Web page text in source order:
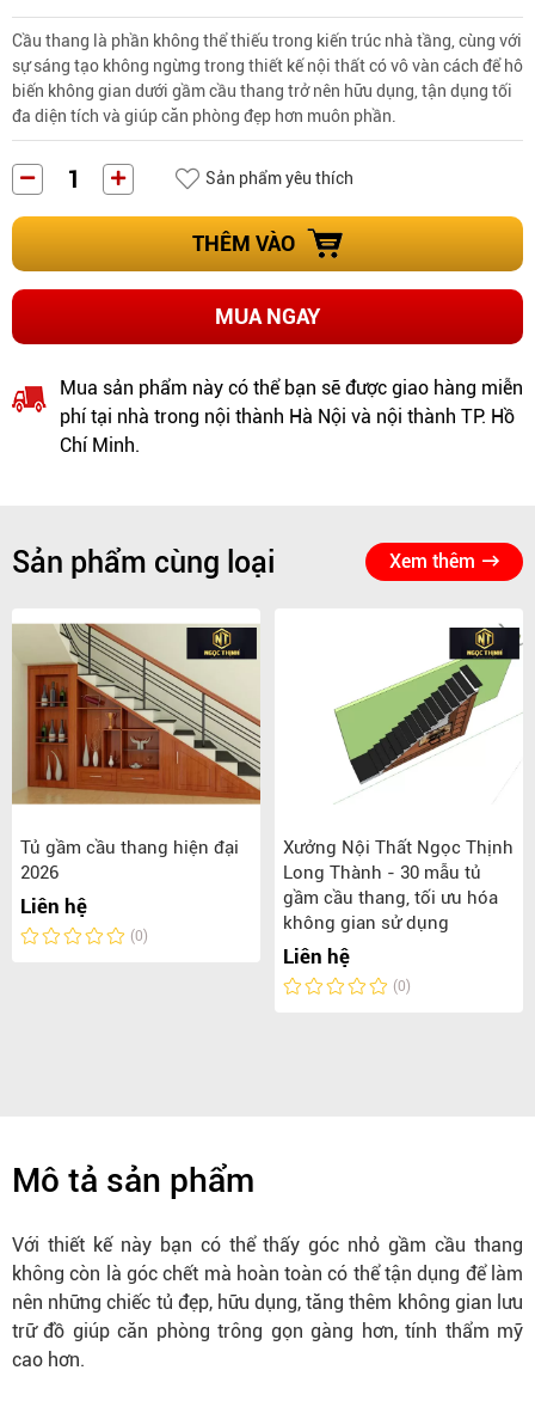
Cầu thang là phần không thể thiếu trong kiến trúc nhà tầng, cùng với
sự sáng tạo không ngừng trong thiết kế nội thất có vô vàn cách để hô
biến không gian dưới gầm cầu thang trở nên hữu dụng, tận dụng tối
đa diện tích và giúp căn phòng đẹp hơn muôn phần.
Sản phẩm yêu thích
THÊM VÀO
MUA NGAY
Mua sản phẩm này có thể bạn sẽ được giao hàng miễn
phí tại nhà trong nội thành Hà Nội và nội thành TP. Hồ
Chí Minh.
Sản phẩm cùng loại Xem thêm
Tủ gầm cầu thang hiện đại
2026
Liên hệ
(0)
Xưởng Nội Thất Ngọc Thịnh
Long Thành - 30 mẫu tủ
gầm cầu thang, tối ưu hóa
không gian sử dụng
Liên hệ
(0)
Mô tả sản phẩm
Với thiết kế này bạn có thể thấy góc nhỏ gầm cầu thang
không còn là góc chết mà hoàn toàn có thể tận dụng để làm
nên những chiếc tủ đẹp, hữu dụng, tăng thêm không gian lưu
trữ đồ giúp căn phòng trông gọn gàng hơn, tính thẩm mỹ
cao hơn.